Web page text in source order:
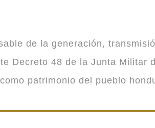
de la generación,
Decreto 48 de la Junta Militar
patrimonio del pueblo